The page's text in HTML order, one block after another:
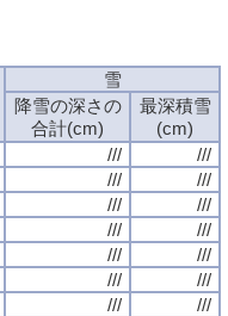
雪
降雪の深さの
合計(cm)
最深積雪
(cm)
///
///
///
///
///
///
///
///
///
///
///
///
///
///